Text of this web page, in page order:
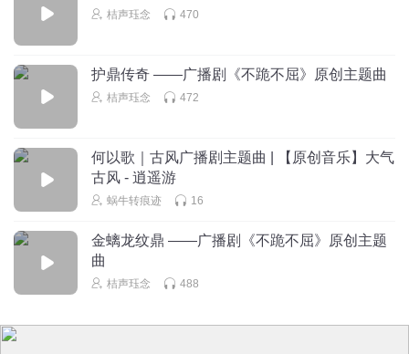
桔声珏念 470
护鼎传奇 ——广播剧《不跪不屈》原创主题曲
桔声珏念 472
何以歌｜古风广播剧主题曲 | 【原创音乐】大气
古风 - 逍遥游
蜗牛转痕迹 16
金螭龙纹鼎 ——广播剧《不跪不屈》原创主题
曲
桔声珏念 488